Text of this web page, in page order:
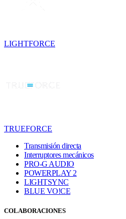
LIGHTFORCE
TRUEFORCE
Transmisión directa
Interruptores mecánicos
PRO-G AUDIO
POWERPLAY 2
LIGHTSYNC
BLUE VO!CE
COLABORACIONES